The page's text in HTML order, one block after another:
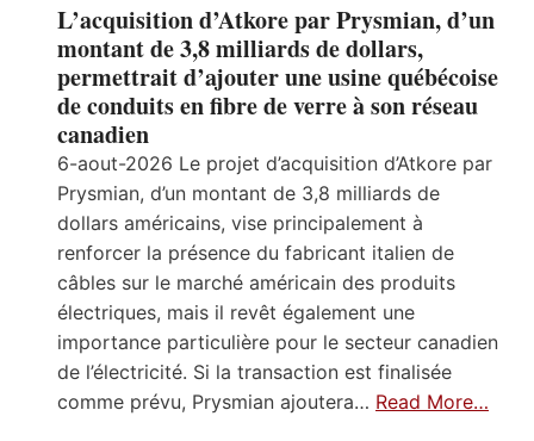
L’acquisition d’Atkore par Prysmian, d’un
montant de 3,8 milliards de dollars,
permettrait d’ajouter une usine québécoise
de conduits en fibre de verre à son réseau
canadien
6-aout-2026 Le projet d’acquisition d’Atkore par
Prysmian, d’un montant de 3,8 milliards de
dollars américains, vise principalement à
renforcer la présence du fabricant italien de
câbles sur le marché américain des produits
électriques, mais il revêt également une
importance particulière pour le secteur canadien
de l’électricité. Si la transaction est finalisée
comme prévu, Prysmian ajoutera… Read More…